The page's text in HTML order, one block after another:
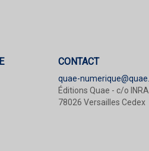
CONTACT
quae-
Éditions Quae - c/o
78026 Versailles Cedex